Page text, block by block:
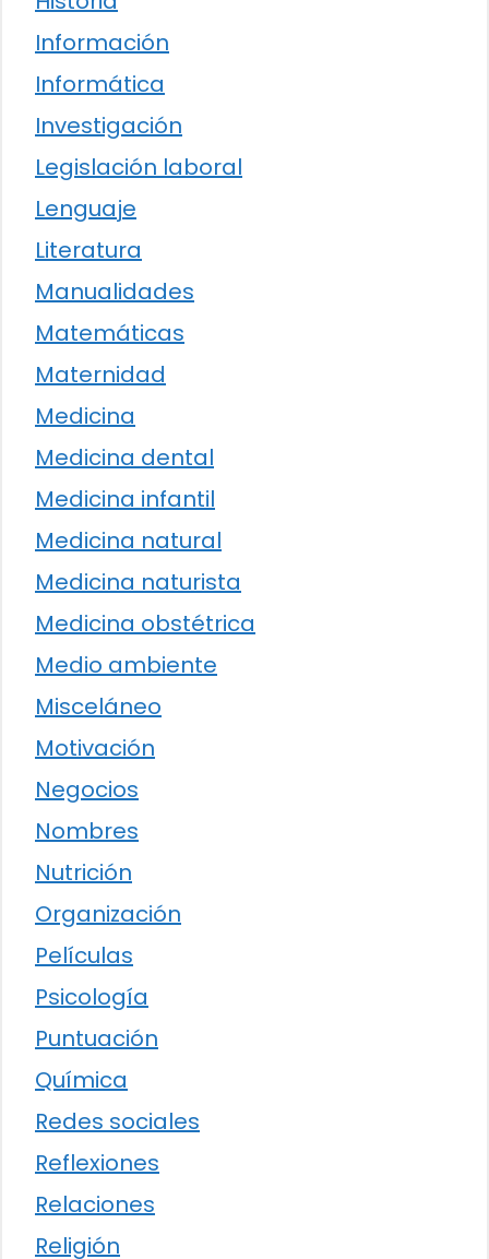
Información
Informática
Investigación
Legislación laboral
Lenguaje
Literatura
Manualidades
Matemáticas
Maternidad
Medicina
Medicina dental
Medicina infantil
Medicina natural
Medicina naturista
Medicina obstétrica
Medio ambiente
Misceláneo
Motivación
Negocios
Nombres
Nutrición
Organización
Películas
Psicología
Puntuación
Química
Redes sociales
Reflexiones
Relaciones
Religión